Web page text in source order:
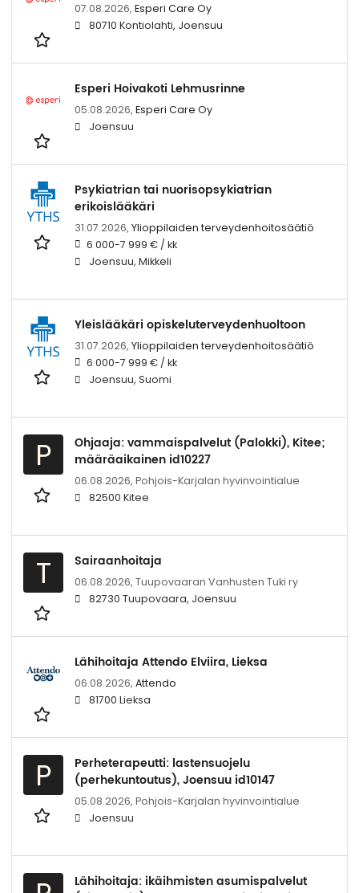
07.08.2026, Esperi Care Oy
80710 Kontiolahti, Joensuu
Esperi Hoivakoti Lehmusrinne
05.08.2026, Esperi Care Oy
Joensuu
Psykiatrian tai nuorisopsykiatrian
erikoislääkäri
31.07.2026, Ylioppilaiden terveydenhoitosäätiö
6 000-7 999 € / kk
Joensuu, Mikkeli
Yleislääkäri opiskeluterveydenhuoltoon
31.07.2026, Ylioppilaiden terveydenhoitosäätiö
6 000-7 999 € / kk
Joensuu, Suomi
P
Ohjaaja: vammaispalvelut (Palokki), Kitee;
määräaikainen id10227
06.08.2026, Pohjois-Karjalan hyvinvointialue
82500 Kitee
T Sairaanhoitaja
06.08.2026, Tuupovaaran Vanhusten Tuki ry
82730 Tuupovaara, Joensuu
Lähihoitaja Attendo Elviira, Lieksa
06.08.2026, Attendo
81700 Lieksa
P
Perheterapeutti: lastensuojelu
(perhekuntoutus), Joensuu id10147
05.08.2026, Pohjois-Karjalan hyvinvointialue
Joensuu
Lähihoitaja: ikäihmisten asumispalvelut